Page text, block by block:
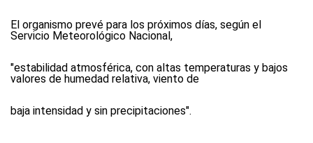
El organismo prevé para los próximos días, según el
Servicio Meteorológico Nacional,
"estabilidad atmosférica, con altas temperaturas y bajos
valores de humedad relativa, viento de
baja intensidad y sin precipitaciones".